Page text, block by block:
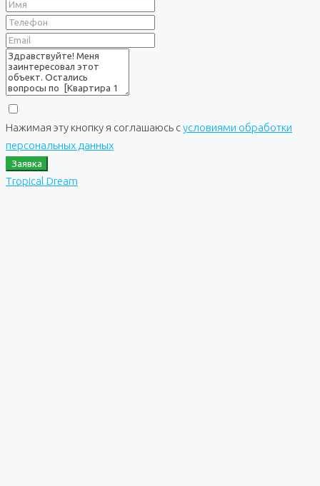
Нажимая эту кнопку я соглашаюсь сусловиями обработки
персональных данных
Заявка
Tropical Dream